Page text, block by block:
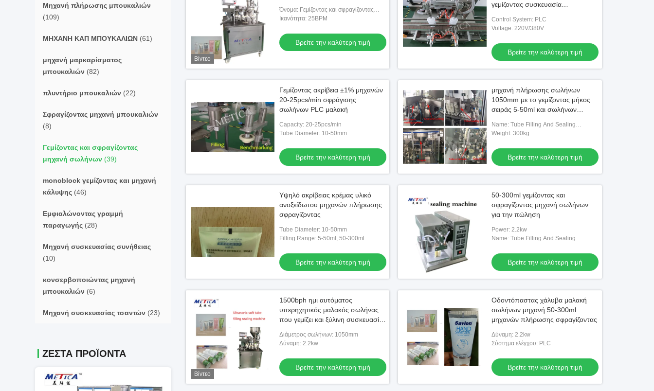
Μηχανή πλήρωσης μπουκαλιών
(109)
ΜΗΧΑΝΗ ΚΑΠ ΜΠΟΥΚΑΛΙΩΝ (61)
μηχανή μαρκαρίσματος
μπουκαλιών (82)
πλυντήριο μπουκαλιών (22)
Σφραγίζοντας μηχανή μπουκαλιών
(8)
Γεμίζοντας και σφραγίζοντας
μηχανή σωλήνων (39)
monoblock γεμίζοντας και μηχανή
κάλυψης (46)
Εμφιαλώνοντας γραμμή
παραγωγής (28)
Μηχανή συσκευασίας συνήθειας
(10)
κονσερβοποιώντας μηχανή
μπουκαλιών (6)
Μηχανή συσκευασίας τσαντών (23)
ΖΕΣΤΆ ΠΡΟΪΌΝΤΑ
Βίντεο
Όνομα: Γεμίζοντας και σφραγίζοντας
μηχανή υπερηχητικών σωλήνων λοσιόν
Ικανότητα: 25BPM
Βρείτε την καλύτερη τιμή
γεμίζοντας συσκευασία
Control System: PLC
Voltage: 220V/380V
Βρείτε την καλύτερη τιμή
Γεμίζοντας ακρίβεια ±1% μηχανών
20-25pcs/min σφράγισης
σωλήνων PLC μαλακή
Capacity: 20-25pcs/min
Tube Diameter: 10-50mm
Βρείτε την καλύτερη τιμή
μηχανή πλήρωσης σωλήνων
1050mm με το γεμίζοντας μήκος
σειράς 5-50ml και σωλήνων
Name: Tube Filling And Sealing
Machine
Weight: 300kg
Βρείτε την καλύτερη τιμή
Υψηλό ακρίβειας κρέμας υλικό
ανοξείδωτου μηχανών πλήρωσης
σφραγίζοντας
Tube Diameter: 10-50mm
Filling Range: 5-50ml, 50-300ml
Βρείτε την καλύτερη τιμή
50-300ml γεμίζοντας και
σφραγίζοντας μηχανή σωλήνων
για την πώληση
Power: 2.2kw
Name: Tube Filling And Sealing
Βρείτε την καλύτερη τιμή
Βίντεο
1500bph ημι αυτόματος
υπερηχητικός μαλακός σωλήνας
που γεμίζει και ξύλινη συσκευασία
Διάμετρος σωλήνων: 1050mm
Δύναμη: 2.2kw
Βρείτε την καλύτερη τιμή
Οδοντόπαστας χάλυβα μαλακή
σωλήνων μηχανή 50-300ml
μηχανών πλήρωσης σφραγίζοντας
Δύναμη: 2.2kw
Σύστημα ελέγχου: PLC
Βρείτε την καλύτερη τιμή